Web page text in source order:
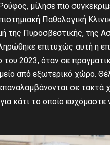
μίλησε πιο
Παθολογική
της Πυροσβεστικής, της
επιτυχώς αυτή η
2023, όταν σε
από εξωτερικό χώρο.
σε τακτά
κάτι το οποίο